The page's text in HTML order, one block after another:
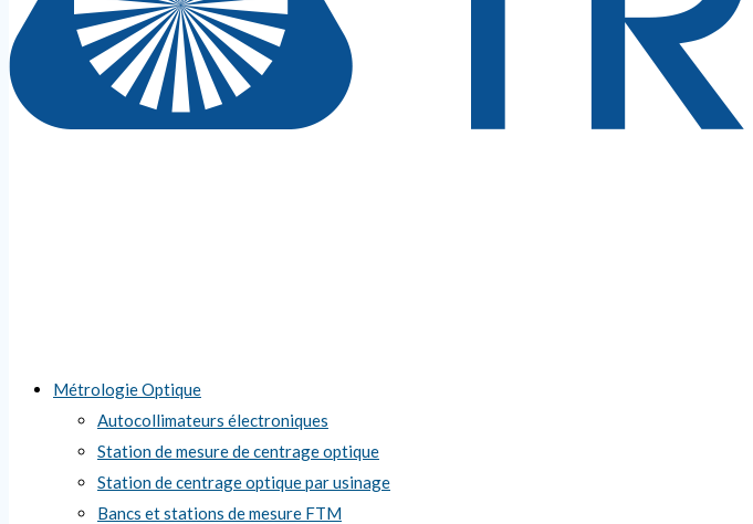
Métrologie Optique
Autocollimateurs électroniques
Station de mesure de centrage optique
Station de centrage optique par usinage
Bancs et stations de mesure FTM